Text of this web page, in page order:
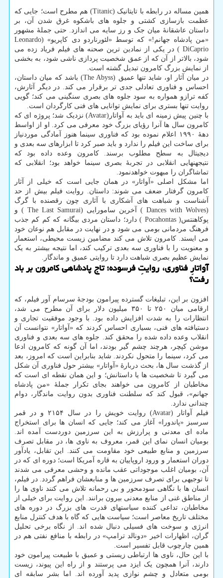
همین مساله در رابطه با تایتانیک (Titanic) هم مطرح است؛ جایی که
عظمت بازسازی کشتی و جلوه های باشکوه غرق شدن آن، بر
داستان عاشقانهٔ میان جک و رز سایه می اندازد. حتی جملهٔ مشهور
«من پادشاه جهانم!» که توسط «لئورناردو دی کاپریو» (Leonardo
DiCaprio ) در یکی از نمادین ترین صحنه های فیلم فریاد زده می
شود، بالاتر از آن که از عمق شخصیت پردازی ناشی شود، به بخشی
از نمایش بزرگ کامرون تبدیل گشته است.
در میان آثار او، شاید تنها عمیق (The Abyss) باشد که میان داستان،
احساس و فناوری تعادلی جدی تر برقرار می کند. در دیگر آثارش،
کفه ترازو همواره به سود جلوه های بصری سنگینی می کند؛ گویی
روایت تنها بستری برای نمایش توانایی های فنی کارگردان است.
با چنین پیش زمینه ای باید به آواتار(Avatar) نزدیک شد؛ پروژه ای که
کامرون سال ها آنرا رؤیای بزرگ خود معرفی می کرد. او از اواسط
دههٔ ۱۹۹۰ اعلام نموده بود که فناوری سینما هنوز آمادگی موردنیاز
برای ساخت این فیلم را ندارد و باید صبر کرد تا ابزارهای سه بعدی و
دیجیتال به سطح مطلوب برسند. کامرون وعده داده بود که
نتیجهنهایی انقلابی در تجربهٔ بصری سینما خواهد بود؛ انقلابی که
تماشاگران را مبهوت خواهدنمود.
اما مشکل اصلی «آواتار» در همان جایی است که خیلی از آثار
کامرون گرفتار ضعف می شوند: داستان. روایت فیلم بیش از حد
آشناست و شباهت های آشکاری با آثاری چون رقصنده با گرگ
(Dances with Wolves ) آخرین سامورایی (The Last Samurai ) و
پوکاهنتس( Pocahontas ) دارد؛ داستان مردی بیگانه که کم کم جذب
فرهنگ مردمانی بومی می شود و در نهایت در مقابل هم نوعان خود
می ایستد. کامرون تلاش می کند مضامین زیست محیطی، استعمار
و معنویت را با فناوری سه بعدی ترکیب کند، اما نتیجه بیشتر به یک
نمایش عظیم بصری شباهت دارد تا روایتی عمیق و ماندگار.
آواتارِ فناوری، روایتِ فرسوده؛ تاج پادشاهی کامرون بر باد
رفت؟
افزون بر این، تبلیغات گسترده پیرامون بودجهٔ سرسام آور فیلم، که
ارقامی میان ۲۵۰ تا ۳۵۰ میلیون دلار برای آن مطرح می شد،
انتظارات را به شدت افزایش داده بود. با وجود موفقیت تجاری و
دستیافته های فنی، بسیاری احساس کردند که «آواتار» نتوانست آن
انقلاب وعده داده شده را محقق کند. جلوه های سه بعدی و فناوری
موشن کپچر، هرچند چشم گیر بودند، اما آن گونه که کامرون ادعا
می کرد، سینما را متحول نکردند. شاید بنابراین است که امروز، بعد
از گذشت سال ها، بحث دربارهٔ «آواتار» بیشتر حول فناوری آن شکل
می گیرد تا شخصیت ها یا داستانش؛ و این همان نقطه ای است که
مخاطبان از کامرون می خواهند بجای تکرار جملهٔ «من پادشاه
جهانم»، قبول کند که سلطنت فناوری بدون روایت ماندگار، دوام
چندانی ندارد.
فیلم آواتار (Avatar) روایت خویش را در سال ۲۱۵۴ و در قمر
سرسبز «پاندورا» آغاز می کند؛ جایی که انسان ها برای استخراج
ماده ای معدنی و پرارزش به این سرزمین دوردست آمده اند.
بومیان انسان نمای این قمر، معروف به ناوی ها، در مقابل تصرف
سرزمین و منابع طبیعی خود مقاومت می کنند. این تقابل، یادآور
دوران استعمار و ورود اروپاییان به قاره آمریکا است؛ دوره ای که در
آن، بومیان اغلب موجوداتی عقب مانده و وحشی معرفی می شدند
تا توجیهی برای تصرف سرزمین ها و منابعشان فراهم گردد. در فیلم،
انسان ها با نگاهی سودمحور و بی رحمانه تلاش می کنند ناوی ها را
از مناطق غنی از منابع معدنی بیرون برانند. این روایت برای خیلی از
مخاطبان، تداعی کننده سیاستهای قدرت های بزرگ در دوره های
مختلف تاریخ معاصر است؛ سیاست هایی که گاه با هدف کنترل منابع
انرژی و سوخت های فسیلی دنبال شده اند. از نگاه برخی تحلیل
گران، اظهارات اخیر «دونالد ترامپ» در رابطه با منافع نفتی هم در
همین چارچوب قابل تفسیر است.
با این حال، ناوی ها ارتباطی زیستی و عمیق با طبیعت پیرامون خود
دارند، آنرا همچون یک ایزد می پرستند و از راه این پیوند، زیست
بومی متعادل و چشم نوازی پدید آورده اند. اما بشر سابقه ای